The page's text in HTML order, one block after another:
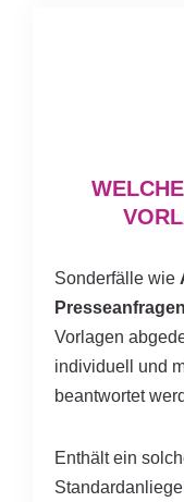
Sonderfälle wie
Presseanfragen
Vorlagen
individuell und
beantwortet
Enthält ein